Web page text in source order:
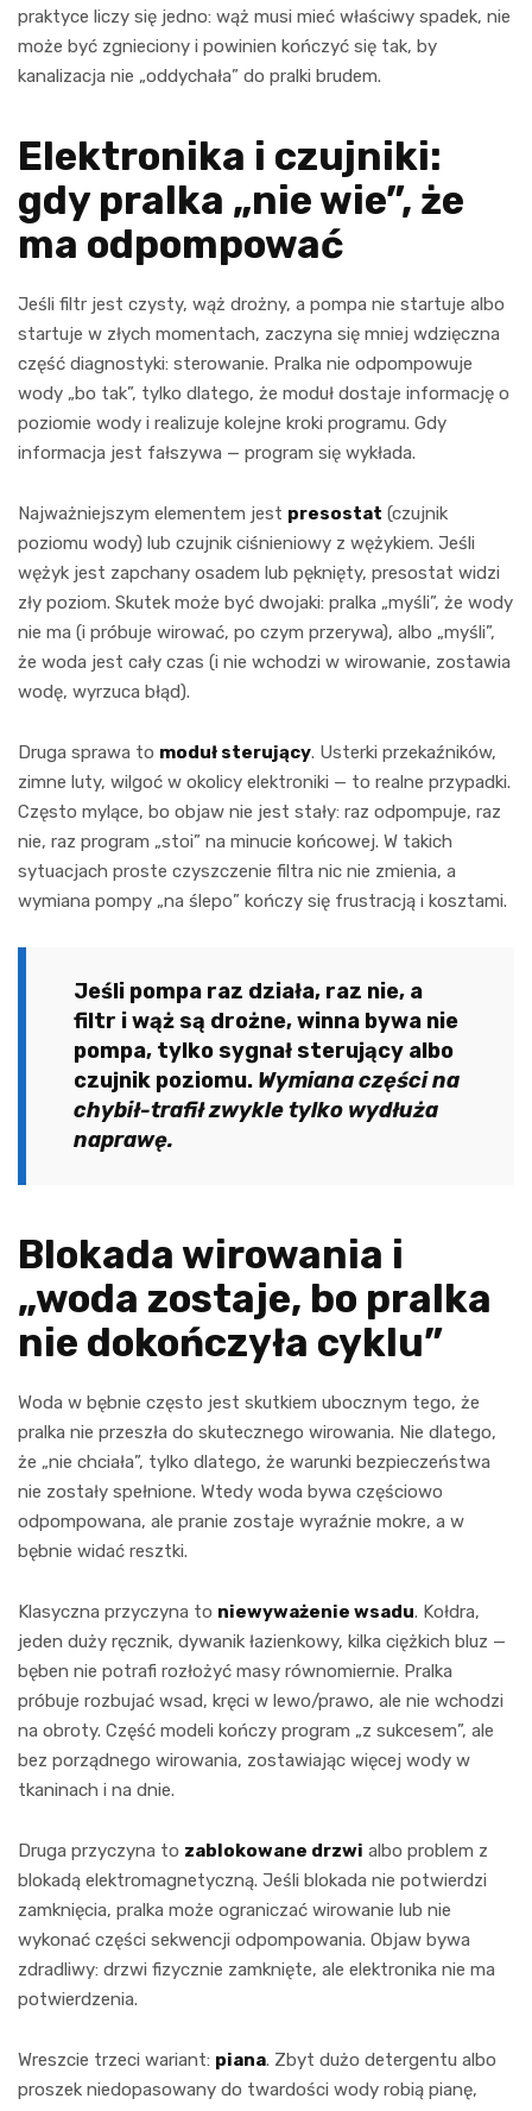
praktyce liczy się jedno: wąż musi mieć właściwy spadek, nie
może być zgnieciony i powinien kończyć się tak, by
kanalizacja nie „oddychała” do pralki brudem.
Elektronika i czujniki:
gdy pralka „nie wie”, że
ma odpompować
Jeśli filtr jest czysty, wąż drożny, a pompa nie startuje albo
startuje w złych momentach, zaczyna się mniej wdzięczna
część diagnostyki: sterowanie. Pralka nie odpompowuje
wody „bo tak”, tylko dlatego, że moduł dostaje informację o
poziomie wody i realizuje kolejne kroki programu. Gdy
informacja jest fałszywa — program się wykłada.
Najważniejszym elementem jest presostat (czujnik
poziomu wody) lub czujnik ciśnieniowy z wężykiem. Jeśli
wężyk jest zapchany osadem lub pęknięty, presostat widzi
zły poziom. Skutek może być dwojaki: pralka „myśli”, że wody
nie ma (i próbuje wirować, po czym przerywa), albo „myśli”,
że woda jest cały czas (i nie wchodzi w wirowanie, zostawia
wodę, wyrzuca błąd).
Druga sprawa to moduł sterujący. Usterki przekaźników,
zimne luty, wilgoć w okolicy elektroniki — to realne przypadki.
Często mylące, bo objaw nie jest stały: raz odpompuje, raz
nie, raz program „stoi” na minucie końcowej. W takich
sytuacjach proste czyszczenie filtra nic nie zmienia, a
wymiana pompy „na ślepo” kończy się frustracją i kosztami.
Jeśli pompa raz działa, raz nie, a
filtr i wąż są drożne, winna bywa nie
pompa, tylko sygnał sterujący albo
czujnik poziomu. Wymiana części na
chybił-trafił zwykle tylko wydłuża
naprawę.
Blokada wirowania i
„woda zostaje, bo pralka
nie dokończyła cyklu”
Woda w bębnie często jest skutkiem ubocznym tego, że
pralka nie przeszła do skutecznego wirowania. Nie dlatego,
że „nie chciała”, tylko dlatego, że warunki bezpieczeństwa
nie zostały spełnione. Wtedy woda bywa częściowo
odpompowana, ale pranie zostaje wyraźnie mokre, a w
bębnie widać resztki.
Klasyczna przyczyna to niewyważenie wsadu. Kołdra,
jeden duży ręcznik, dywanik łazienkowy, kilka ciężkich bluz —
bęben nie potrafi rozłożyć masy równomiernie. Pralka
próbuje rozbujać wsad, kręci w lewo/prawo, ale nie wchodzi
na obroty. Część modeli kończy program „z sukcesem”, ale
bez porządnego wirowania, zostawiając więcej wody w
tkaninach i na dnie.
Druga przyczyna to zablokowane drzwi albo problem z
blokadą elektromagnetyczną. Jeśli blokada nie potwierdzi
zamknięcia, pralka może ograniczać wirowanie lub nie
wykonać części sekwencji odpompowania. Objaw bywa
zdradliwy: drzwi fizycznie zamknięte, ale elektronika nie ma
potwierdzenia.
Wreszcie trzeci wariant: piana. Zbyt dużo detergentu albo
proszek niedopasowany do twardości wody robią pianę,